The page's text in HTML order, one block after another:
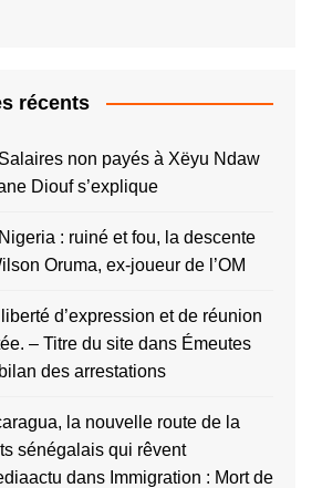
récents
Salaires non payés à Xëyu Ndaw
Diouf s’explique
Nigeria : ruiné et fou, la descente
Oruma, ex-joueur de l’OM
d’expression et de réunion
– Titre du sitedans Émeutes
des arrestations
la nouvelle route de la
sénégalais qui rêvent
dans Immigration : Mort de